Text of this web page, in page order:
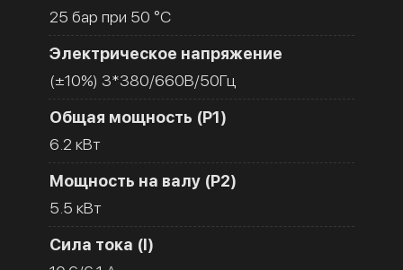
25 бар при 50 °C
Электрическое напряжение
(±10%) 3*380/660В/50Гц
Общая мощность (Р1)
6.2 кВт
Мощность на валу (Р2)
5.5 кВт
Сила тока (I)